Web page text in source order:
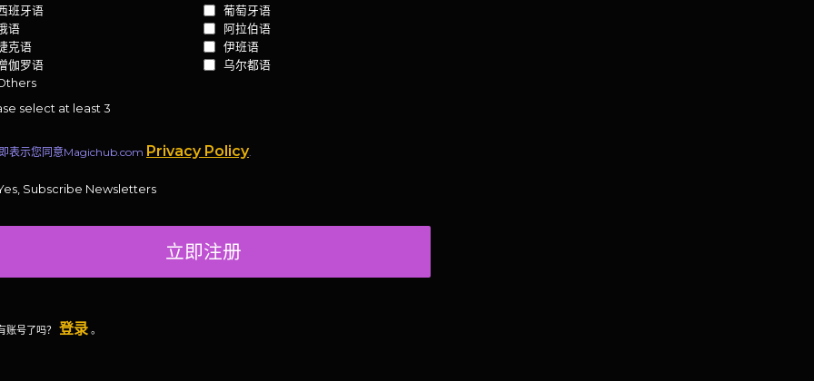
班牙语
葡萄牙语
语
阿拉伯语
克语
伊班语
伽罗语
乌尔都语
select at least 3
表示您同意Magichub.com Privacy Policy.
Subscribe Newsletters
立即注册
账号了吗？ 登录 。